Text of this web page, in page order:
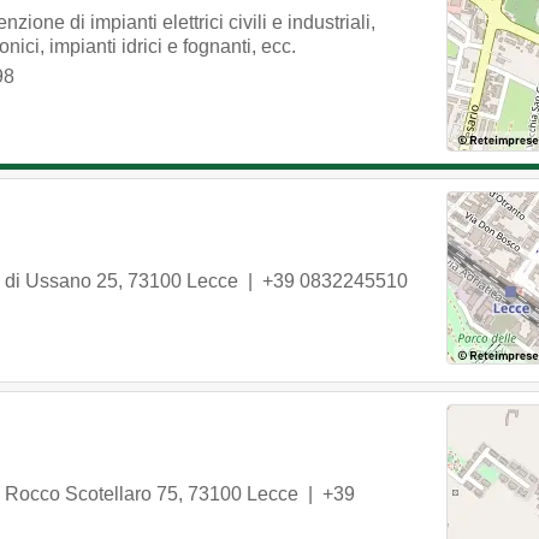
di impianti elettrici civili e industriali,
impianti idrici e fognanti, ecc.
di Ussano 25, 73100 Lecce +39 0832245510
Rocco Scotellaro 75, 73100 Lecce +39